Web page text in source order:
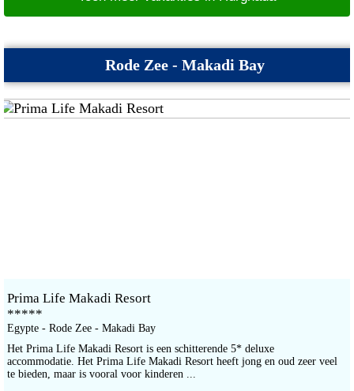
Rode Zee - Makadi Bay
Prima Life Makadi Resort
*****
Egypte - Rode Zee - Makadi Bay
Het Prima Life Makadi Resort is een schitterende 5* deluxe
accommodatie. Het Prima Life Makadi Resort heeft jong en oud zeer veel
te bieden, maar is vooral voor kinderen ...